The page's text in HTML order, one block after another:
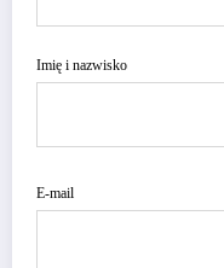
Imię i nazwisko
E-mail